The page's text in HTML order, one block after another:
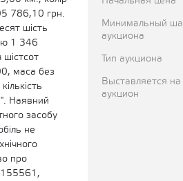
786,10 грн.
шість
1 346
маса без
Наявний
засобу
не
про
Минимальный
аукциона
Тип аукциона
Выставляется на
аукцион